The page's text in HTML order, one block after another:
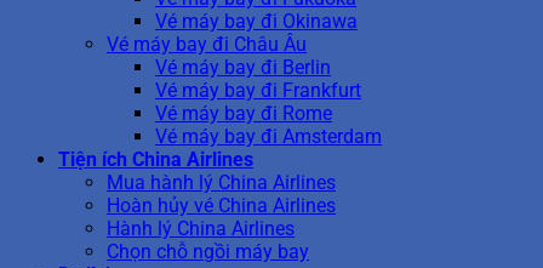
Vé máy bay đi Okinawa
Vé máy bay đi Châu Âu
Vé máy bay đi Berlin
Vé máy bay đi Frankfurt
Vé máy bay đi Rome
Vé máy bay đi Amsterdam
Tiện ích China Airlines
Mua hành lý China Airlines
Hoàn hủy vé China Airlines
Hành lý China Airlines
Chọn chỗ ngồi máy bay